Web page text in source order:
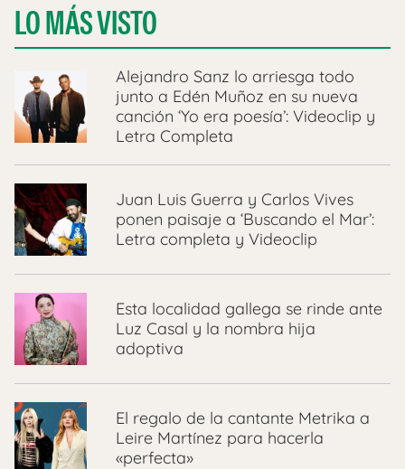
LO MÁS VISTO
Alejandro Sanz lo arriesga todo
junto a Edén Muñoz en su nueva
canción ‘Yo era poesía’: Videoclip y
Letra Completa
Juan Luis Guerra y Carlos Vives
ponen paisaje a ‘Buscando el Mar’:
Letra completa y Videoclip
Esta localidad gallega se rinde ante
Luz Casal y la nombra hija
adoptiva
El regalo de la cantante Metrika a
Leire Martínez para hacerla
«perfecta»